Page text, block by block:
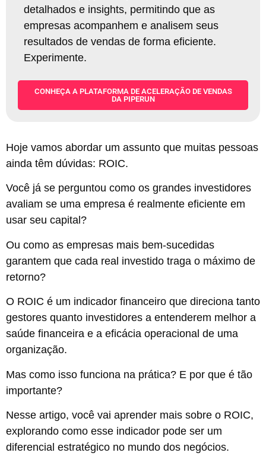
detalhados e insights, permitindo que as
empresas acompanhem e analisem seus
resultados de vendas de forma eficiente.
Experimente.
CONHEÇA A PLATAFORMA DE ACELERAÇÃO DE VENDAS
DA PIPERUN
Hoje vamos abordar um assunto que muitas pessoas
ainda têm dúvidas: ROIC.
Você já se perguntou como os grandes investidores
avaliam se uma empresa é realmente eficiente em
usar seu capital?
Ou como as empresas mais bem-sucedidas
garantem que cada real investido traga o máximo de
retorno?
O ROIC é um indicador financeiro que direciona tanto
gestores quanto investidores a entenderem melhor a
saúde financeira e a eficácia operacional de uma
organização.
Mas como isso funciona na prática? E por que é tão
importante?
Nesse artigo, você vai aprender mais sobre o ROIC,
explorando como esse indicador pode ser um
diferencial estratégico no mundo dos negócios.